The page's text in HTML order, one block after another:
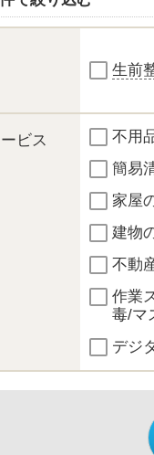
生前
ビス
不用
簡易
家屋
建物
不動
作業
毒/マ
デジ